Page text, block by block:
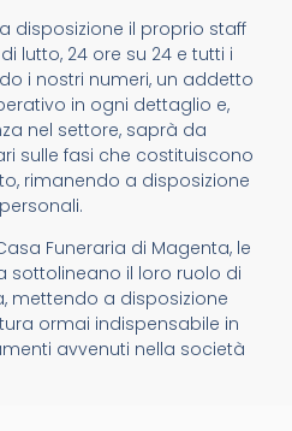
disposizione il proprio staff
lutto, 24 ore su 24 e tutti i
i nostri numeri, un addetto
in ogni dettaglio e,
nel settore, saprà da
sulle fasi che costituiscono
rimanendo a disposizione
Funeraria di Magenta, le
sottolineano il loro ruolo di
mettendo a disposizione
ormai indispensabile in
avvenuti nella società